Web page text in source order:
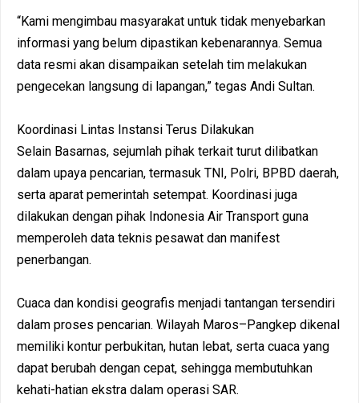
“Kami mengimbau masyarakat untuk tidak menyebarkan
informasi yang belum dipastikan kebenarannya. Semua
data resmi akan disampaikan setelah tim melakukan
pengecekan langsung di lapangan,” tegas Andi Sultan.
Koordinasi Lintas Instansi Terus Dilakukan
Selain Basarnas, sejumlah pihak terkait turut dilibatkan
dalam upaya pencarian, termasuk TNI, Polri, BPBD daerah,
serta aparat pemerintah setempat. Koordinasi juga
dilakukan dengan pihak Indonesia Air Transport guna
memperoleh data teknis pesawat dan manifest
penerbangan.
Cuaca dan kondisi geografis menjadi tantangan tersendiri
dalam proses pencarian. Wilayah Maros–Pangkep dikenal
memiliki kontur perbukitan, hutan lebat, serta cuaca yang
dapat berubah dengan cepat, sehingga membutuhkan
kehati-hatian ekstra dalam operasi SAR.